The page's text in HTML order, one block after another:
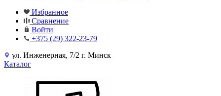
Избранное
Сравнение
Войти
+375 (29) 322-23-79
ул. Инженерная, 7/2 г. Минск
Каталог